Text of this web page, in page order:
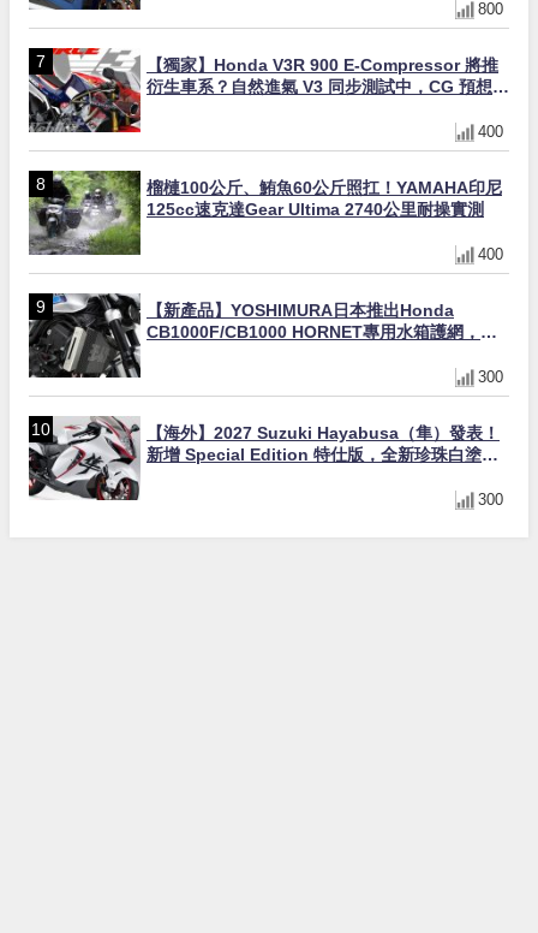
800
【獨家】Honda V3R 900 E-Compressor 將推
衍生車系？自然進氣 V3 同步測試中，CG 預想曝
400
榴槤100公斤、鮪魚60公斤照扛！YAMAHA印尼
125cc速克達Gear Ultima 2740公里耐操實測
400
【新產品】YOSHIMURA日本推出Honda
CB1000F/CB1000 HORNET專用水箱護網，六
300
【海外】2027 Suzuki Hayabusa（隼）發表！
新增 Special Edition 特仕版，全新珍珠白塗裝
300